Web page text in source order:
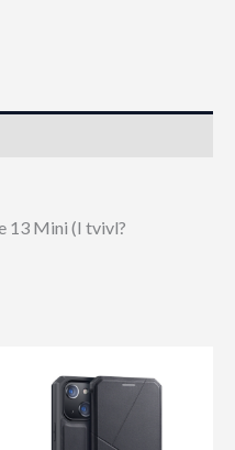
13 Mini (I tvivl?